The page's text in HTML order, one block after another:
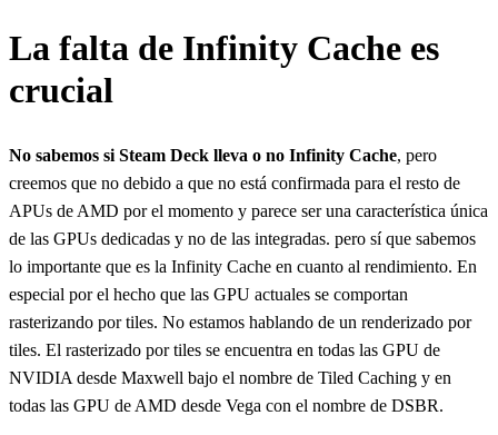
La falta de Infinity Cache es
crucial
No sabemos si Steam Deck lleva o no Infinity Cache, pero
creemos que no debido a que no está confirmada para el resto de
APUs de AMD por el momento y parece ser una característica única
de las GPUs dedicadas y no de las integradas. pero sí que sabemos
lo importante que es la Infinity Cache en cuanto al rendimiento. En
especial por el hecho que las GPU actuales se comportan
rasterizando por tiles. No estamos hablando de un renderizado por
tiles. El rasterizado por tiles se encuentra en todas las GPU de
NVIDIA desde Maxwell bajo el nombre de Tiled Caching y en
todas las GPU de AMD desde Vega con el nombre de DSBR.